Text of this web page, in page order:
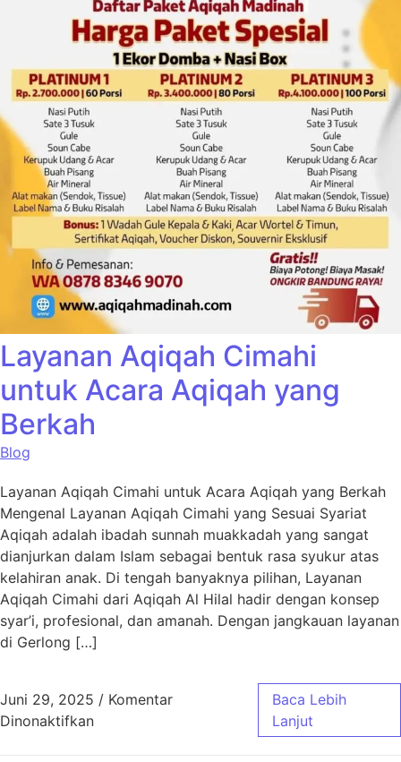
Layanan Aqiqah Cimahi
untuk Acara Aqiqah yang
Berkah
Blog
Layanan Aqiqah Cimahi untuk Acara Aqiqah yang Berkah
Mengenal Layanan Aqiqah Cimahi yang Sesuai Syariat
Aqiqah adalah ibadah sunnah muakkadah yang sangat
dianjurkan dalam Islam sebagai bentuk rasa syukur atas
kelahiran anak. Di tengah banyaknya pilihan, Layanan
Aqiqah Cimahi dari Aqiqah Al Hilal hadir dengan konsep
syar’i, profesional, dan amanah. Dengan jangkauan layanan
di Gerlong […]
Juni 29, 2025 / Komentar
Dinonaktifkanpada Layanan Aqiqah Cimahi untuk Acara
Baca Lebih
Lanjut